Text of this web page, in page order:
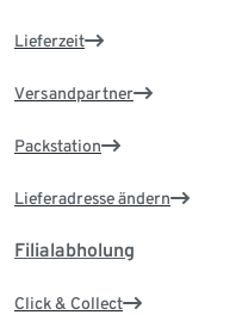
Lieferzeit
Versandpartner
Packstation
Lieferadresse ändern
Filialabholung
Click & Collect